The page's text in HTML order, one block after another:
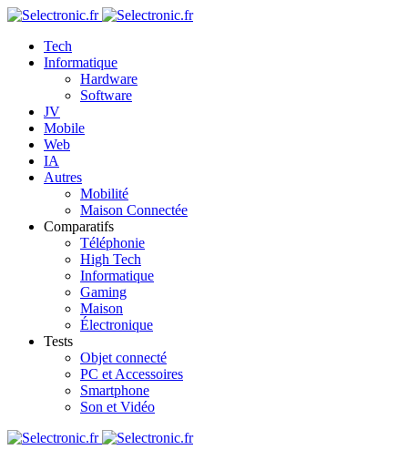
Tech
Informatique
Hardware
Software
JV
Mobile
Web
IA
Autres
Mobilité
Maison Connectée
Comparatifs
Téléphonie
High Tech
Informatique
Gaming
Maison
Électronique
Tests
Objet connecté
PC et Accessoires
Smartphone
Son et Vidéo